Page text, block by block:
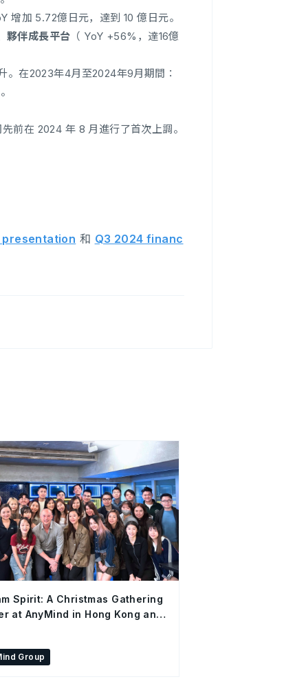
增加 5.72億日元，達到 10 億日元。
夥伴成長平台 （ YoY +56%，達16億
在2023年4月至2024年9月期間：
前在 2024 年 8 月進行了首次上調。
presentation 和 Q3 2024 financ
Spirit: A Christmas Gathering
at AnyMind in Hong Kong and
Group